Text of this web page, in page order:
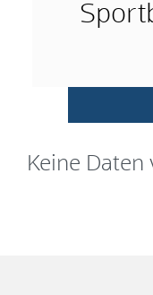
Keine